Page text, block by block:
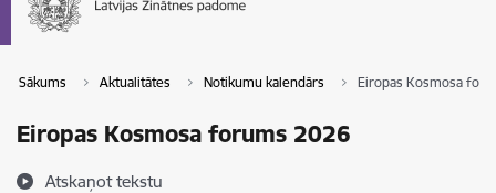
Sākums Aktualitātes Notikumu kalendārs Eiropas Kosmosa
Eiropas Kosmosa forums 2026
Atskaņot tekstu